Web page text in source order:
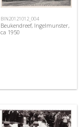
BIN20121012_004
Beukendreef, Ingelmunster,
ca 1950